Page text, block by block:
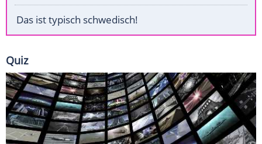
Das ist typisch schwedisch!
Quiz